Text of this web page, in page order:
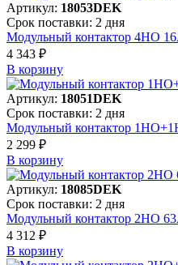
Артикул: 18053DEK
Срок поставки: 2 дня
Модульный контактор 4НО
4 343 ₽
В корзинy
Артикул: 18051DEK
Срок поставки: 2 дня
Модульный контактор
2 299 ₽
В корзинy
Артикул: 18085DEK
Срок поставки: 2 дня
Модульный контактор 2НО
4 312 ₽
В корзинy